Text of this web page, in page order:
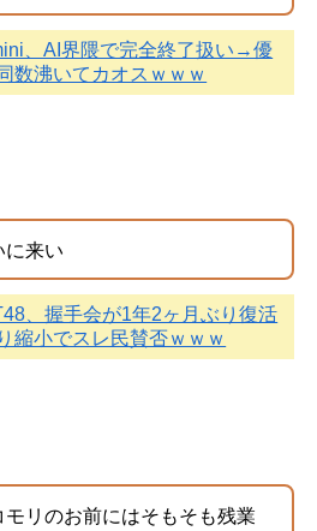
、AI界隈で完全終了扱い→優
数沸いてカオスｗｗｗ
に来い
、握手会が1年2ヶ月ぶり復活
縮小でスレ民賛否ｗｗｗ
リのお前にはそもそも残業